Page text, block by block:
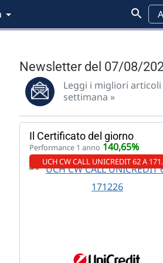
Newsletter del 07/08/
Leggi i migliori articoli
settimana »
Il Certificato del giorno
Performance 1 anno 140,65%
UCH CW CALL UNICREDIT 62 A